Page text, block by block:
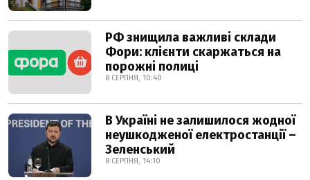
РФ знищила важливі склади
Фори: клієнти скаржаться на
порожні полиці
8 СЕРПНЯ, 10:40
В Україні не залишилося жодної
неушкодженої електростанції –
Зеленський
8 СЕРПНЯ, 14:10